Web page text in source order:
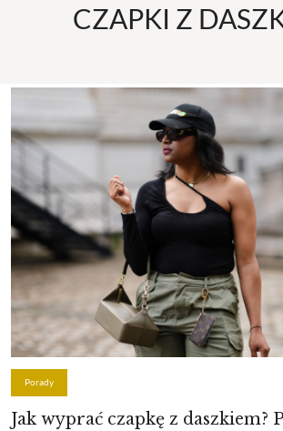
CZAPKI Z
Porady
Jak wyprać czapkę z daszkiem?